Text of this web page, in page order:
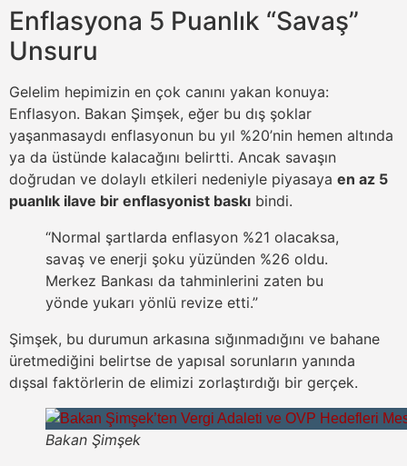
Enflasyona 5 Puanlık “Savaş”
Unsuru
Gelelim hepimizin en çok canını yakan konuya:
Enflasyon. Bakan Şimşek, eğer bu dış şoklar
yaşanmasaydı enflasyonun bu yıl %20’nin hemen altında
ya da üstünde kalacağını belirtti. Ancak savaşın
doğrudan ve dolaylı etkileri nedeniyle piyasaya en az 5
puanlık ilave bir enflasyonist baskı bindi.
“Normal şartlarda enflasyon %21 olacaksa,
savaş ve enerji şoku yüzünden %26 oldu.
Merkez Bankası da tahminlerini zaten bu
yönde yukarı yönlü revize etti.”
Şimşek, bu durumun arkasına sığınmadığını ve bahane
üretmediğini belirtse de yapısal sorunların yanında
dışsal faktörlerin de elimizi zorlaştırdığı bir gerçek.
Bakan Şimşek